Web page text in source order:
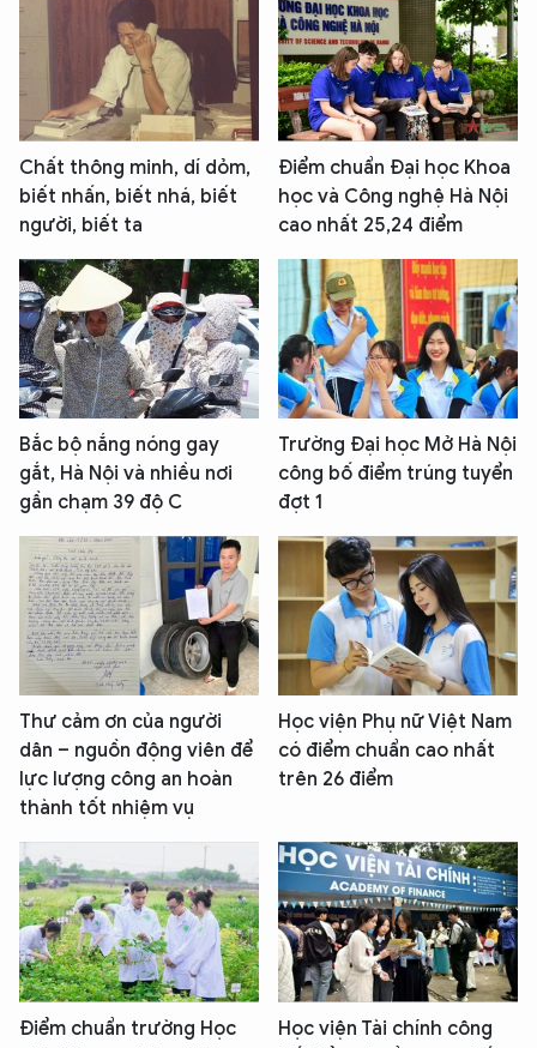
Chất thông minh, dí dỏm,
biết nhấn, biết nhá, biết
người, biết ta
Điểm chuẩn Đại học Khoa
học và Công nghệ Hà Nội
cao nhất 25,24 điểm
Bắc bộ nắng nóng gay
gắt, Hà Nội và nhiều nơi
gần chạm 39 độ C
Trường Đại học Mở Hà Nội
công bố điểm trúng tuyển
đợt 1
Thư cảm ơn của người
dân – nguồn động viên để
lực lượng công an hoàn
thành tốt nhiệm vụ
Học viện Phụ nữ Việt Nam
có điểm chuẩn cao nhất
trên 26 điểm
Điểm chuẩn trường Học
Học viện Tài chính công